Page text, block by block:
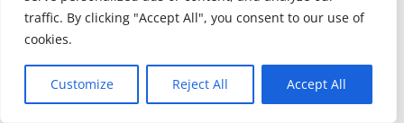
traffic. By clicking "Accept All", you consent to our use of
cookies.
Customize Reject All Accept All